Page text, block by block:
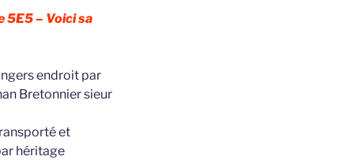
5E5 – Voici sa
endroit par
Bretonnier sieur
et
héritage